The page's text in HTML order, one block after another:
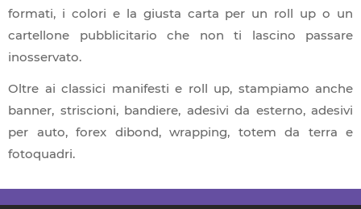
formati, i colori e la giusta carta per un roll up o un
cartellone pubblicitario che non ti lascino passare
inosservato.
Oltre ai classici manifesti e roll up, stampiamo anche
banner, striscioni, bandiere, adesivi da esterno, adesivi
per auto, forex dibond, wrapping, totem da terra e
fotoquadri.